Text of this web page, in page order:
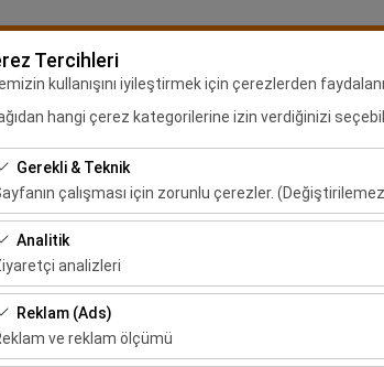
Tercihleri
kullanışını iyileştirmek için çerezlerden
hangi çerez kategorilerine izin verdiğinizi
Gerekli & Teknik
çalışması için zorunlu çerezler.
çerezler sitenin doğru şekilde çalışması, güvenlik,
Analitik
analizleri
çerezler, sitemizin nasıl kullanıldığını (ziyaretçi
sağlar. Bu veriler, web sitesi performansını
Reklam (Ads)
ve reklam ölçümü
Malatya Araç Kiralama Kiralama Noktaları
Alış Tarih & Saat